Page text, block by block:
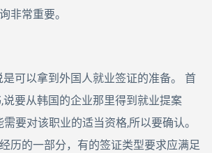
非常重要。
是可以拿到外国人就业签证的准备。 首
说要从韩国的企业那里得到就业提案
要对该职业的适当资格,所以要确认。
历的一部分，有的签证类型要求应满足